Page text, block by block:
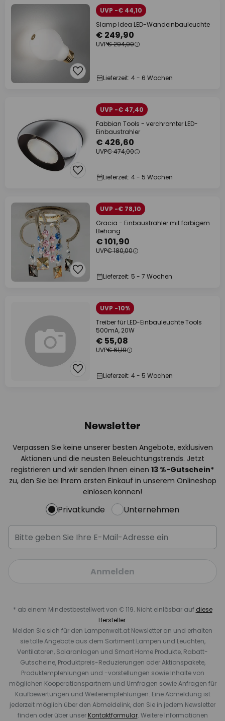
UVP -€ 44,10
Slamp Idea LED-Wandeinbauleuchte
€ 249,90
UVP€ 294,00
Lieferzeit: 4 - 6 Wochen
UVP -€ 47,40
Fabbian Tools - verchromter LED-
Einbaustrahler
€ 426,60
UVP€ 474,00
Lieferzeit: 4 - 5 Wochen
UVP -€ 78,10
Gracia - Einbaustrahler mit farbigem
Behang
€ 101,90
UVP€ 180,00
Lieferzeit: 5 - 7 Wochen
UVP -10%
Treiber für LED-Einbauleuchte Tools
500mA, 20W
€ 55,08
UVP€ 61,19
Lieferzeit: 4 - 5 Wochen
Newsletter
Verpassen Sie keine unserer besten Angebote, exklusiven
Aktionen und die neusten Beleuchtungstrends. Jetzt
registrieren und wir senden Ihnen einen 13 %-Gutschein*
zu, den Sie bei Ihrem ersten Einkauf in unserem Onlineshop
einlösen können!
Privatkunde Unternehmen
Anmelden
* ab einem Mindestbestellwert von € 119. Nicht einlösbar auf diese
Hersteller.
Melden Sie sich für den Lampenwelt.at Newsletter an und erhalten
sie tolle Angebote aus dem Sortiment Lampen und Leuchten,
Ventilatoren, Solaranlagen und Smart Home Produkte, Rabatt-
Gutscheine, Produktpreis-Reduzierungen oder Aktionspakete,
Produktempfehlungen und -vorstellungen sowie Inhalte von
möglichen Kooperationspartnern und Umfragen sowie Anfragen für
Kaufbewertungen und Weiterempfehlungen. Eine Abmeldung ist
jederzeit möglich über den Abmeldelink, den Sie in jedem Newsletter
finden oder über unser Kontaktformular. Weitere Informationen